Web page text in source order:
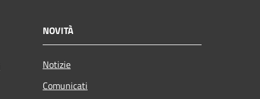
NOVITÀ
Notizie
Comunicati